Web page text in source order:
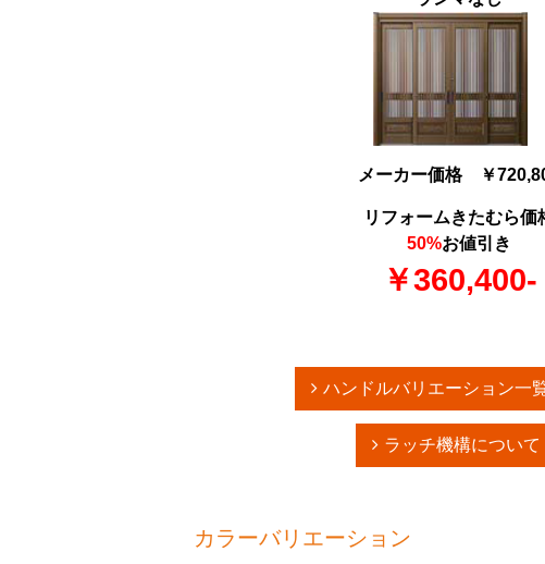
メーカー価格 ￥
リフォームきたむら価
50%お値引き
￥360,400-
ハンドルバリエーション一
ラッチ機構について
カラーバリエーション